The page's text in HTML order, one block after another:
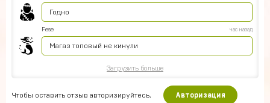
Годно
Fese час назад
Магаз топовый не кинули
Загрузить больше
Чтобы оставить отзыв авторизируйтесь. Авторизация